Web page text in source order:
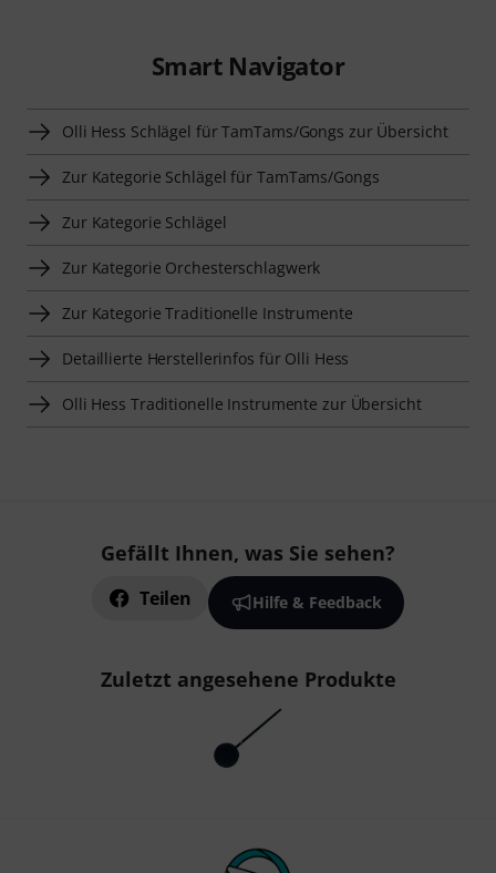
Smart Navigator
Olli Hess Schlägel für TamTams/Gongs zur Übersicht
Zur Kategorie Schlägel für TamTams/Gongs
Zur Kategorie Schlägel
Zur Kategorie Orchesterschlagwerk
Zur Kategorie Traditionelle Instrumente
Detaillierte Herstellerinfos für Olli Hess
Olli Hess Traditionelle Instrumente zur Übersicht
Gefällt Ihnen, was Sie sehen?
Teilen Hilfe & Feedback
Zuletzt angesehene Produkte